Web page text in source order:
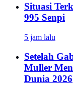
Situasi
995 Senpi
5 jam lalu
Setelah
Muller
Dunia 2026